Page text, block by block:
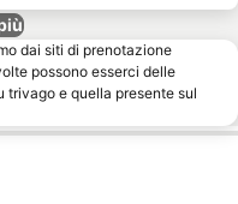
dai siti di prenotazione
possono esserci delle
trivago e quella presente sul